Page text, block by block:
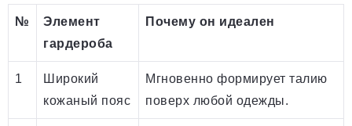
№
Элемент
гардероба
Почему он идеален
1
Широкий
кожаный пояс
Мгновенно формирует талию
поверх любой одежды.